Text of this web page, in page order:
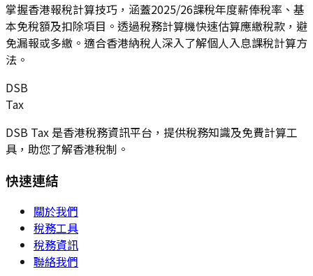
掌握香港報稅計算技巧，涵蓋2025/26課稅年度薪俸稅率、基
本免稅額及扣除項目。透過稅務計算機快速估算應繳稅款，避
免漏報或多繳。適合香港納稅人深入了解個人入息課稅計算方
法。
DSB
Tax
DSB Tax 是香港稅務資訊平台，提供稅務知識及免費計算工
具，助您了解香港稅制。
快速連結
關於我們
稅務工具
稅務資訊
聯絡我們